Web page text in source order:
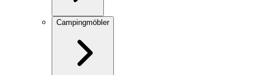
Campingmöbler